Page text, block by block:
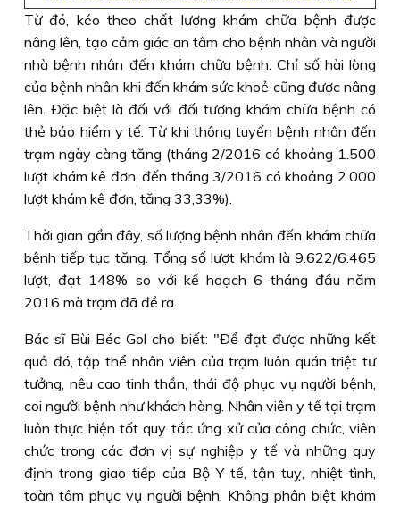
Từ đó, kéo theo chất lượng khám chữa bệnh được
nâng lên, tạo cảm giác an tâm cho bệnh nhân và người
nhà bệnh nhân đến khám chữa bệnh. Chỉ số hài lòng
của bệnh nhân khi đến khám sức khoẻ cũng được nâng
lên. Ðặc biệt là đối với đối tượng khám chữa bệnh có
thẻ bảo hiểm y tế. Từ khi thông tuyến bệnh nhân đến
trạm ngày càng tăng (tháng 2/2016 có khoảng 1.500
lượt khám kê đơn, đến tháng 3/2016 có khoảng 2.000
lượt khám kê đơn, tăng 33,33%).
Thời gian gần đây, số lượng bệnh nhân đến khám chữa
bệnh tiếp tục tăng. Tổng số lượt khám là 9.622/6.465
lượt, đạt 148% so với kế hoạch 6 tháng đầu năm
2016 mà trạm đã đề ra.
Bác sĩ Bùi Béc Gol cho biết: "Ðể đạt được những kết
quả đó, tập thể nhân viên của trạm luôn quán triệt tư
tưởng, nêu cao tinh thần, thái độ phục vụ người bệnh,
coi người bệnh như khách hàng. Nhân viên y tế tại trạm
luôn thực hiện tốt quy tắc ứng xử của công chức, viên
chức trong các đơn vị sự nghiệp y tế và những quy
định trong giao tiếp của Bộ Y tế, tận tuỵ, nhiệt tình,
toàn tâm phục vụ người bệnh. Không phân biệt khám